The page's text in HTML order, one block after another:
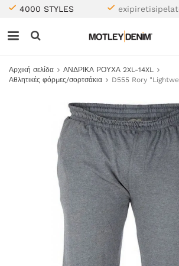
4000 STYLES
Αρχική σελίδα
ΑΝΔΡΙΚΑ ΡΟΥΧΑ 2XL-14XL
Αθλητικές φόρμες/σορτσάκια
D555 Rory